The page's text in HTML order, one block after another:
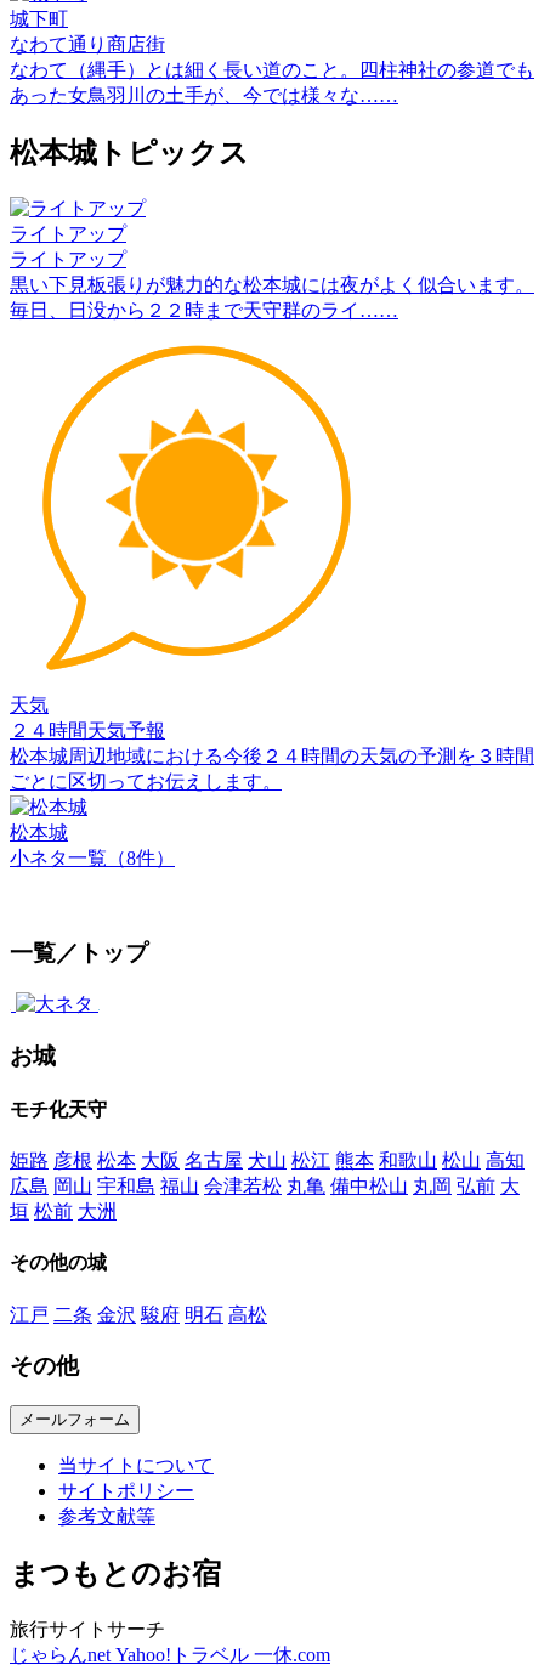
城下町
なわて通り商店街
なわて（縄手）とは細く長い道のこと。四柱神社の参道でも
あった女鳥羽川の土手が、今では様々な……
松本城トピックス
ライトアップ
ライトアップ
黒い下見板張りが魅力的な松本城には夜がよく似合います。
毎日、日没から２２時まで天守群のライ……
天気
２４時間天気予報
松本城周辺地域における今後２４時間の天気の予測を３時間
ごとに区切ってお伝えします。
松本城
小ネタ一覧（8件）
一覧／トップ
お城
モチ化天守
姫路 彦根 松本 大阪 名古屋 犬山 松江 熊本 和歌山 松山 高知
広島 岡山 宇和島 福山 会津若松 丸亀 備中松山 丸岡 弘前 大
垣 松前 大洲
その他の城
江戸 二条 金沢 駿府 明石 高松
その他
メールフォーム
当サイトについて
サイトポリシー
参考文献等
まつもとのお宿
旅行サイトサーチ
じゃらんnet Yahoo!トラベル 一休.com